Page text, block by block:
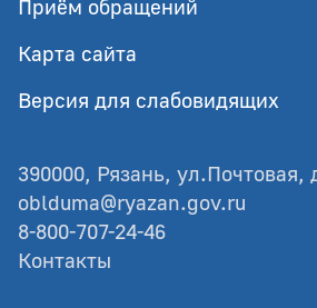
Приём обращений
Карта сайта
Версия для слабовидящих
390000, Рязань, ул.Почтовая,
oblduma@ryazan.gov.ru
8-800-707-24-46
Контакты